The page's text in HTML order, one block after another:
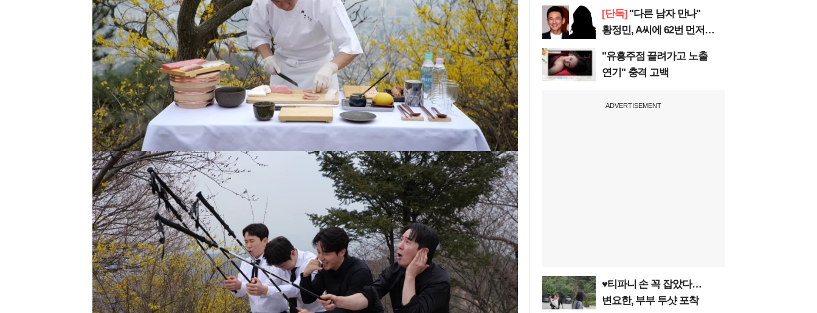
[단독]"다른 남자 만나"
황정민, A씨에 62번 먼저
"유흥주점 끌려가고 노출
연기" 충격 고백
ADVERTISEMENT
♥티파니 손 꼭 잡았다…
변요한, 부부 투샷 포착